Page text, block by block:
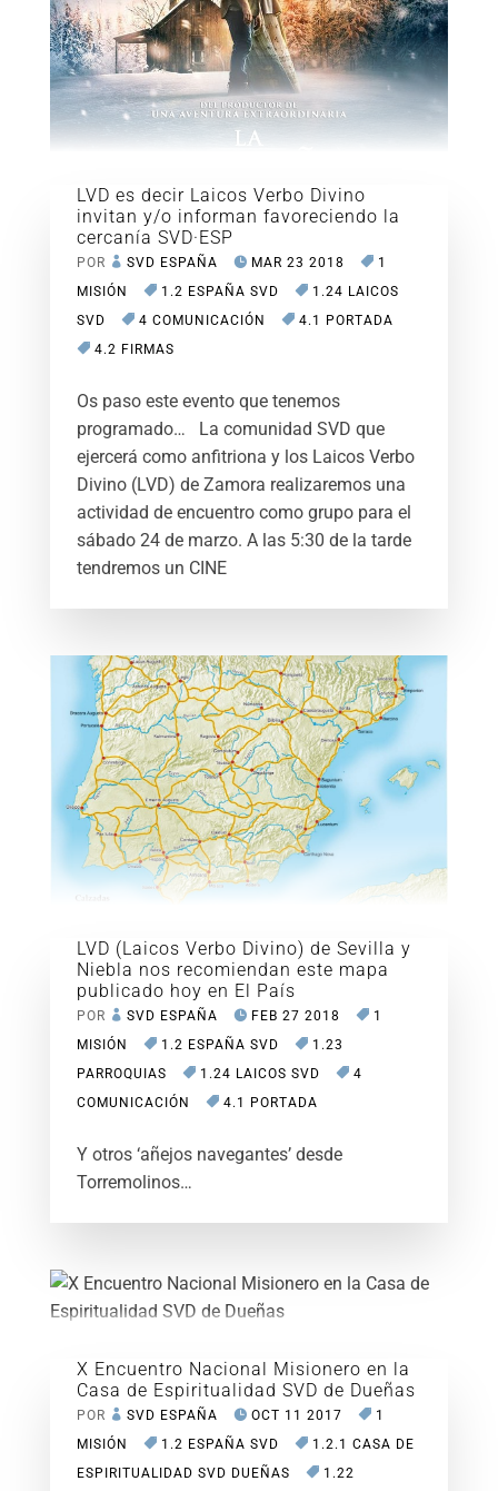
LVD es decir Laicos Verbo Divino
invitan y/o informan favoreciendo la
cercanía SVD·ESP
POR SVD ESPAÑA MAR 23 2018
1
MISIÓN
1.2 ESPAÑA SVD
1.24 LAICOS
SVD
4 COMUNICACIÓN
4.1 PORTADA
4.2 FIRMAS
Os paso este evento que tenemos
programado… La comunidad SVD que
ejercerá como anfitriona y los Laicos Verbo
Divino (LVD) de Zamora realizaremos una
actividad de encuentro como grupo para el
sábado 24 de marzo. A las 5:30 de la tarde
tendremos un CINE
LVD (Laicos Verbo Divino) de Sevilla y
Niebla nos recomiendan este mapa
publicado hoy en El País
POR SVD ESPAÑA FEB 27 2018
1
MISIÓN
1.2 ESPAÑA SVD
1.23
PARROQUIAS
1.24 LAICOS SVD
4
COMUNICACIÓN
4.1 PORTADA
Y otros ‘añejos navegantes’ desde
Torremolinos…
X Encuentro Nacional Misionero en la
Casa de Espiritualidad SVD de Dueñas
POR SVD ESPAÑA OCT 11 2017
1
MISIÓN
1.2 ESPAÑA SVD
1.2.1 CASA DE
ESPIRITUALIDAD SVD DUEÑAS
1.22